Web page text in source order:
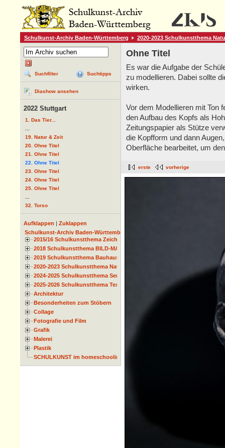
Schulkunst-Archiv Baden-Württemberg 2020-2023 Schulkunstthema
Suchfilter Suchtipps
Diashow ansehen
2022 Stuttgart
1. Das Tier...
19. Natur & Zeit
20. Ohne Titel
21. Ohne Titel
22. Ohne Titel
23. Ohne Titel
24. Ohne Titel
25. Ohne Titel
32. Torso
Aufklappen | Zuklappen
Schulkunst-Archiv Baden-Württemberg
2015/16 Schulkunstthema Zeichnen
2018 Schulkunstthema BILD-MATERIAL-OBJEKT
2019 Schulkunstthema Bauhaus
2020-2023 Schulkunstthema Natur und Zeit
2024-2025 Schulkunstthema Serie
2025-2026 Schulkunstthema Textil
Architektur
Besonderheiten zum Stöbern
Collage
Fotografie und Film
Grafik
Malerei
Plastik
SCHULKUNST im homeschooling
Ohne Titel
Es war die Aufgabe der
zu modellieren. Dabei sollte
wirken.
Vor dem Modellieren mit Ton
den Aufbau des Kopfs als
Zeitungspapier als Stütze
die Kopfform und dann
Oberfläche bearbeitet, um
erste vorherige